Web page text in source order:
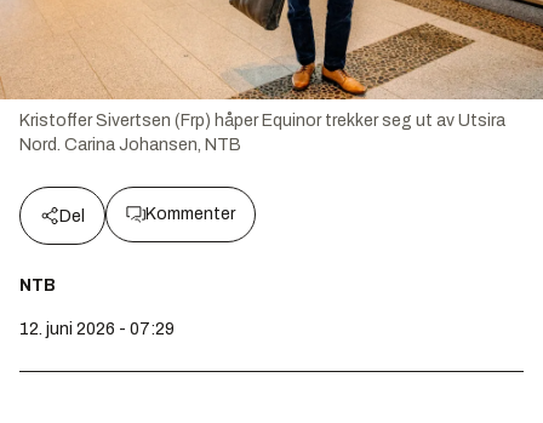
Kristoffer Sivertsen (Frp) håper Equinor trekker seg ut av Utsira
Nord. Carina Johansen, NTB
Del Kommenter
NTB
12. juni 2026 - 07:29